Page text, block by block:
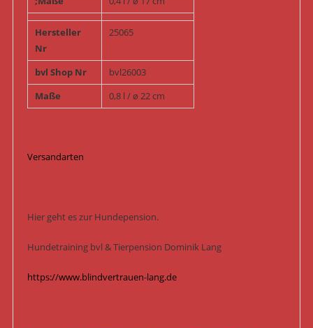
Hersteller
Nr
25065
bvl Shop Nr
bvl26003
Maße
0,8 l / ø 22 cm
Versandarten
Hier geht es zur Hundepension.
Hundetraining bvl & Tierpension Dominik Lang
https://www.blindvertrauen-lang.de